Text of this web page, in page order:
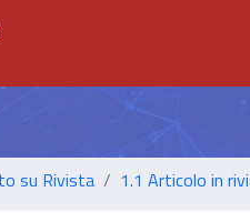
su Rivista 1.1 Articolo in